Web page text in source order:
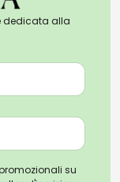
dedicata alla
su